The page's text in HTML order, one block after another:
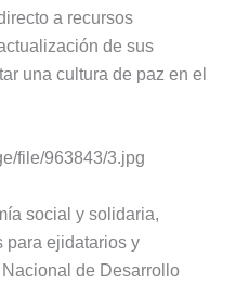
a recursos
de sus
una cultura de paz en el
social y solidaria,
para ejidatarios y
de Desarrollo